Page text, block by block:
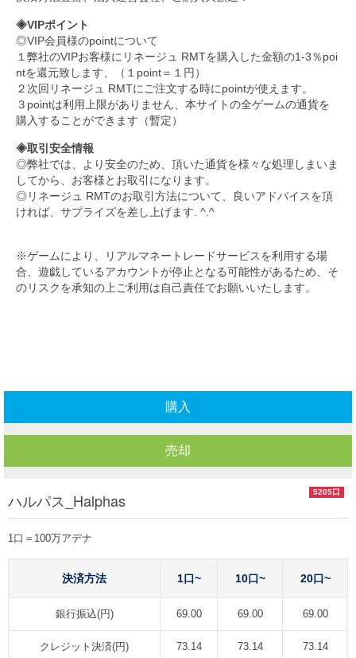
◈VIPポイント
◎VIP会員様のpointについて
１弊社のVIPお客様にリネージュ RMTを購入した金額の1-3％poi
ntを還元致します、（１point＝１円）
２次回リネージュ RMTにご注文する時にpointが使えます。
３pointは利用上限がありません、本サイトの全ゲームの通貨を
購入することができます（暫定）
◈取引安全情報
◎弊社では、より安全のため、頂いた通貨を様々な処理しまいま
してから、お客様とお取引になります。
◎リネージュ RMTのお取引方法について、良いアドバイスを頂
ければ、サプライズを差し上げます. ^.^
※ゲームにより、リアルマネートレードサービスを利用する場
合、遊戯しているアカウントが停止となる可能性があるため、そ
のリスクを承知の上ご利用は自己責任でお願いいたします。
購入
売却
5205口
ハルパス_Halphas
1口＝100万アデナ
決済方法 1口~ 10口~ 20口~
銀行振込(円) 69.00 69.00 69.00
クレジット決済(円) 73.14 73.14 73.14